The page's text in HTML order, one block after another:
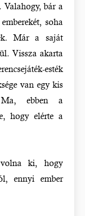
bár a
soha
Már a saját
Vissza akarta
esték
van egy kis
Ma, ebben a
hogy elérte a
ki, hogy
ennyi ember